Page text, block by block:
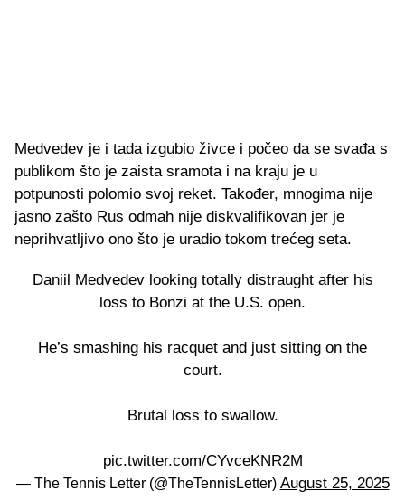
Medvedev je i tada izgubio živce i počeo da se svađa s
publikom što je zaista sramota i na kraju je u
potpunosti polomio svoj reket. Također, mnogima nije
jasno zašto Rus odmah nije diskvalifikovan jer je
neprihvatljivo ono što je uradio tokom trećeg seta.
Daniil Medvedev looking totally distraught after his
loss to Bonzi at the U.S. open.
He’s smashing his racquet and just sitting on the
court.
Brutal loss to swallow.
pic.twitter.com/CYvceKNR2M
— The Tennis Letter (@TheTennisLetter) August 25, 2025